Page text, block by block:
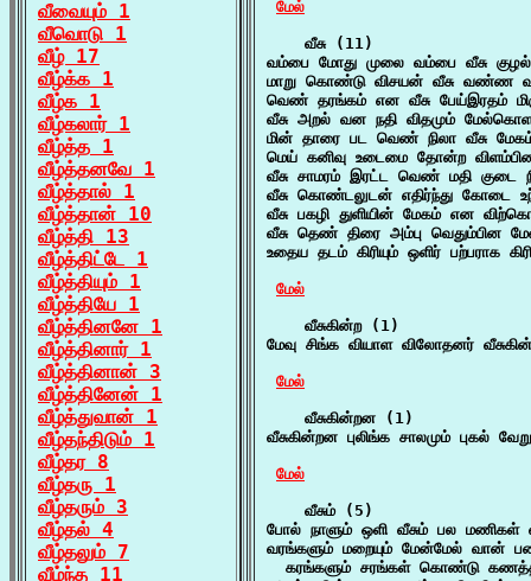
வீவையும் 1
வீவொடு 1
வீழ் 17
வீழ்க்க 1
வீழ்க 1
வீழ்கலார் 1
வீழ்த்த 1
வீழ்த்தனவே 1
வீழ்த்தால் 1
வீழ்த்தான் 10
வீழ்த்தி 13
வீழ்த்திட்டே 1
வீழ்த்தியும் 1
வீழ்த்தியே 1
வீழ்த்தினனே 1
வீழ்த்தினார் 1
வீழ்த்தினான் 3
வீழ்த்தினேன் 1
வீழ்த்துவான் 1
வீழ்தந்திடும் 1
வீழ்தர 8
வீழ்தரு 1
வீழ்தரும் 3
வீழ்தல் 4
வீழ்தலும் 7
வீழ்ந்த 11
மேல்
    வீசு (11)
வம்பை மோது முலை வம்பை வீசு
மாறு கொண்டு விசயன் வீசு வண்ண
வெண் தரங்கம் என வீசு பேய்இரதம்
வீசு அறல் வன நதி விதமும்
மின் தாரை பட வெண் நிலா வீசு
மெய் கனிவு உடைமை தோன்ற
வீசு சாமரம் இரட்ட வெண் மதி குடை
வீசு கொண்டலுடன் எதிர்ந்து கோடை
வீசு பகழி துளியின் மேகம் என
வீசு தெண் திரை அம்பு வெதும்பின
உதைய தடம் கிரியும் ஒளிர் பற்பராக
மேல்
    வீசுகின்ற (1)
மேவு சிங்க வியாள விலோதனர்
மேல்
    வீசுகின்றன (1)
வீசுகின்றன புலிங்க சாலமும் புகல்
மேல்
    வீசும் (5)
போல் நாளும் ஒளி வீசும் பல மணிகள்
வரங்களும் மறையும் மேன்மேல் வான்
கரங்களும் சரங்கள் கொண்டு